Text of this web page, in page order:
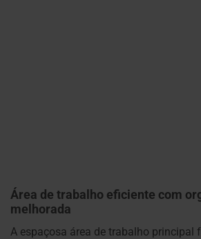
Área de trabalho eficiente com
melhorada
A espaçosa área de trabalho principal